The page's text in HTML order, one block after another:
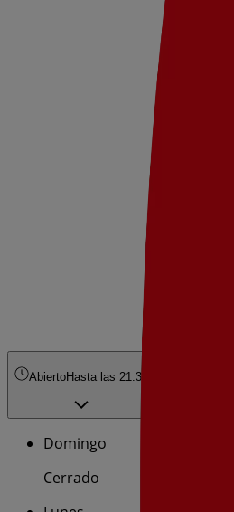
AbiertoHasta las 21:30
Domingo
Cerrado